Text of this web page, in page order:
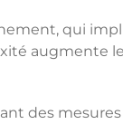
qui
augmente
des